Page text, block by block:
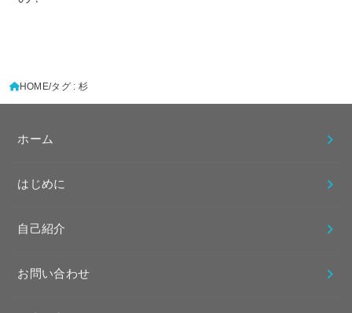
HOME タグ : 杉
ホーム
はじめに
自己紹介
お問い合わせ